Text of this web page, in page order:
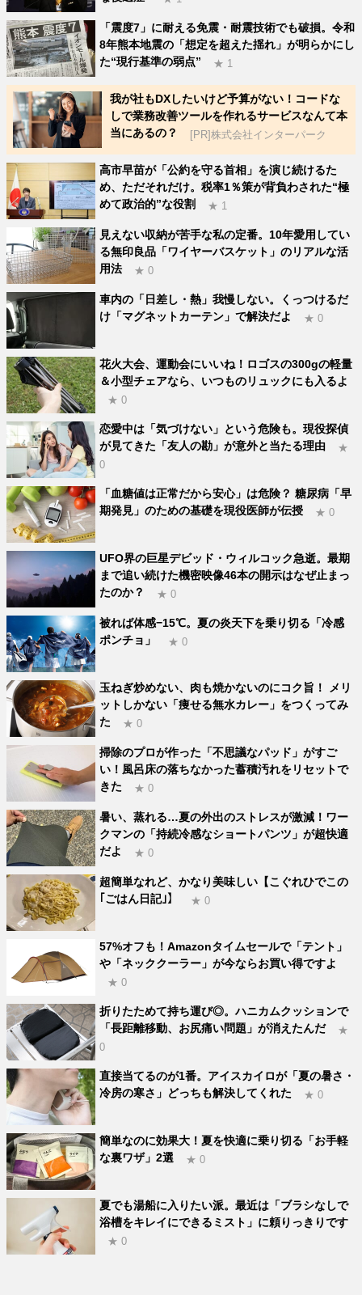
「震度7」に耐える免震・耐震技術でも破損。令和
8年熊本地震の「想定を超えた揺れ」が明らかにし
た“現行基準の弱点”
★ 1
我が社もDXしたいけど予算がない！コードな
しで業務改善ツールを作れるサービスなんて本
当にあるの？
[PR]株式会社インターパーク
高市早苗が「公約を守る首相」を演じ続けるた
め、ただそれだけ。税率1％策が背負わされた“極
めて政治的”な役割
★ 1
見えない収納が苦手な私の定番。10年愛用してい
る無印良品「ワイヤーバスケット」のリアルな活
用法
★ 0
車内の「日差し・熱」我慢しない。くっつけるだ
け「マグネットカーテン」で解決だよ
★ 0
花火大会、運動会にいいね！ロゴスの300gの軽量
＆小型チェアなら、いつものリュックにも入るよ
★ 0
恋愛中は「気づけない」という危険も。現役探偵
が見てきた「友人の勘」が意外と当たる理由
★
0
「血糖値は正常だから安心」は危険？ 糖尿病「早
期発見」のための基礎を現役医師が伝授
★ 0
UFO界の巨星デビッド・ウィルコック急逝。最期
まで追い続けた機密映像46本の開示はなぜ止まっ
たのか？
★ 0
被れば体感−15℃。夏の炎天下を乗り切る「冷感
ポンチョ」
★ 0
玉ねぎ炒めない、肉も焼かないのにコク旨！ メリ
ットしかない「痩せる無水カレー」をつくってみ
た
★ 0
掃除のプロが作った「不思議なパッド」がすご
い！風呂床の落ちなかった蓄積汚れをリセットで
きた
★ 0
暑い、蒸れる…夏の外出のストレスが激減！ワー
クマンの「持続冷感なショートパンツ」が超快適
だよ
★ 0
超簡単なれど、かなり美味しい【こぐれひでこの
｢ごはん日記｣】
★ 0
57%オフも！Amazonタイムセールで「テント」
や「ネッククーラー」が今ならお買い得ですよ
★ 0
折りたためて持ち運び◎。ハニカムクッションで
「長距離移動、お尻痛い問題」が消えたんだ
★
0
直接当てるのが1番。アイスカイロが「夏の暑さ・
冷房の寒さ」どっちも解決してくれた
★ 0
簡単なのに効果大！夏を快適に乗り切る「お手軽
な裏ワザ」2選
★ 0
夏でも湯船に入りたい派。最近は「ブラシなしで
浴槽をキレイにできるミスト」に頼りっきりです
★ 0